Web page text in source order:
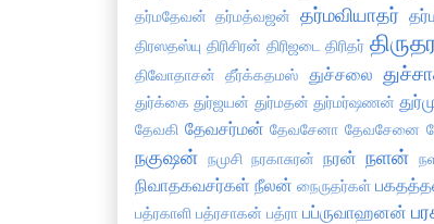
தர்மதேவன் தர்மத்வஜன் தர்மவியாதர்
திரஸதஸ்யு திரிசிரன் திரிஜடை திரிதர்
திவோதாசன் தீர்க்கதமஸ் துச்சலை
துர்க்கை துர்ஜயன் துர்மதன் துர்மர்ஷணன்
தேவகி தேவசர்மன் தேவசேனா தேவசேனை
நகுஷன் நமுசி நரகாசுரன் நரன் நளன்
நிவாதகவசர்கள் நீலன் நைருதர்கள்
பத்ரகாளி பத்ரசாகன் பத்ரா பப்ருவாஹனன்